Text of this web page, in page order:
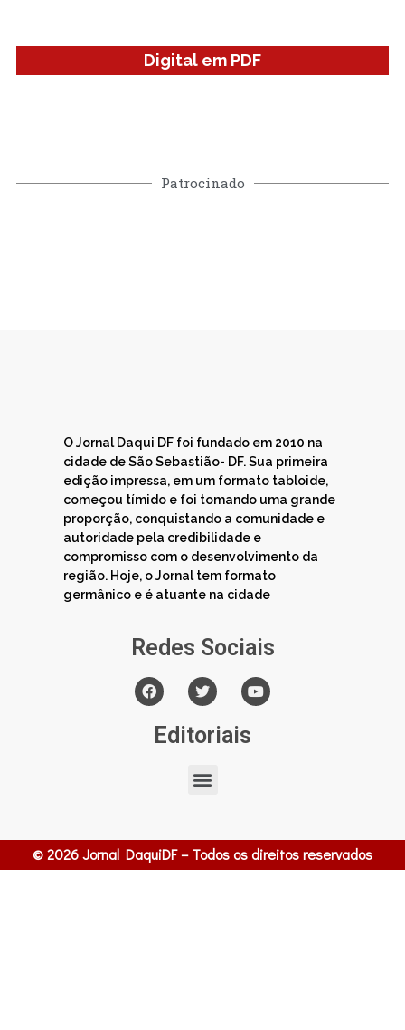
Digital em PDF
Patrocinado
O Jornal Daqui DF foi fundado em 2010 na
cidade de São Sebastião- DF. Sua primeira
edição impressa, em um formato tabloide,
começou tímido e foi tomando uma grande
proporção, conquistando a comunidade e
autoridade pela credibilidade e
compromisso com o desenvolvimento da
região. Hoje, o Jornal tem formato
germânico e é atuante na cidade
Redes Sociais
Editoriais
© 2026 Jornal DaquiDF – Todos os direitos reservados